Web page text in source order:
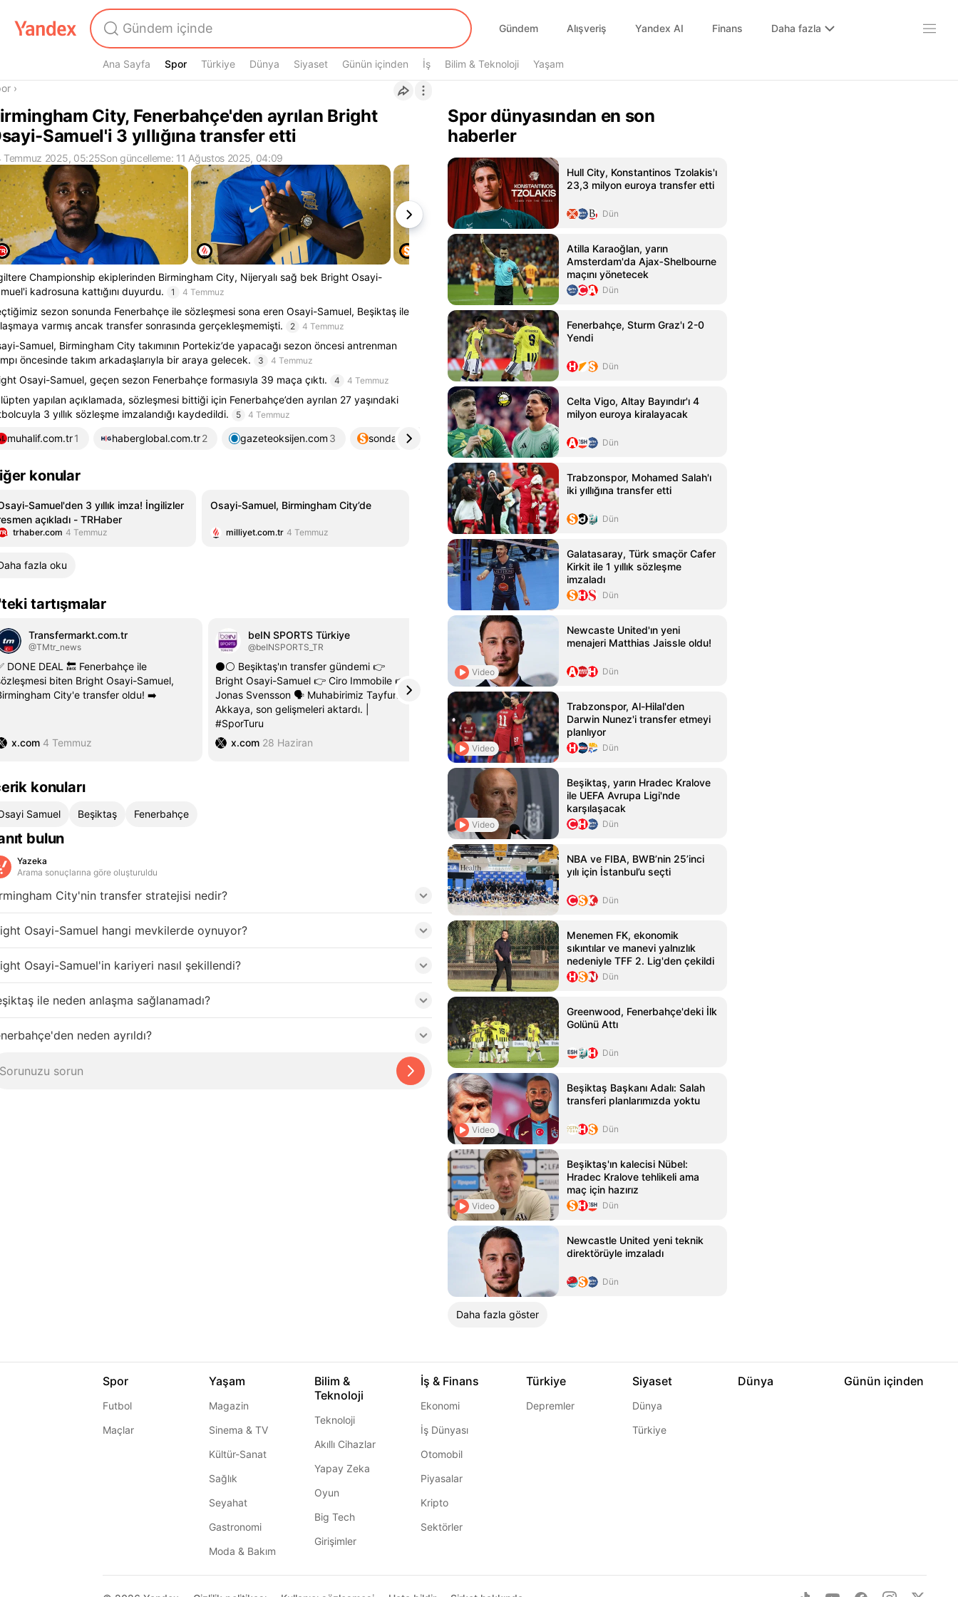
Gündem Alışveriş Yandex AI Finans Daha fazla
Ana Sayfa Spor
Spor Türkiye Dünya Siyaset Günün içinden İş Bilim & Teknoloji Yaşam
›
City, Fenerbahçe'den ayrılan Bright
Samuel'i 3 yıllığına transfer etti
Temmuz 2025, 05:25Son güncelleme: 11 Ağustos 2025, 04:09
Championship ekiplerinden Birmingham City, Nijeryalı sağ bek Bright Osayi-
kadrosuna kattığını duyurdu.
1 4 Temmuz
sezon sonunda Fenerbahçe ile sözleşmesi sona eren Osayi-Samuel, Beşiktaş ile
varmış ancak transfer sonrasında gerçekleşmemişti.
2 4 Temmuz
Samuel, Birmingham City takımının Portekiz’de yapacağı sezon öncesi antrenman
öncesinde takım arkadaşlarıyla bir araya gelecek.
3 4 Temmuz
Osayi-Samuel, geçen sezon Fenerbahçe formasıyla 39 maça çıktı. 4 4 Temmuz
yapılan açıklamada, sözleşmesi bittiği için Fenerbahçe’den ayrılan 27 yaşındaki
3 yıllık sözleşme imzalandığı kaydedildi.
5 4 Temmuz
muhalif.com.tr1 haberglobal.com.tr2 gazeteoksijen.com 3 sondakika.com 10haber.net 5
konular
Samuel'den 3 yıllık imza! İngilizler
açıkladı - TRHaber
trhaber.com 4 Temmuz
Osayi-Samuel, Birmingham City’de
milliyet.com.tr 4 Temmuz
fazla oku
tartışmalar
Transfermarkt.com.tr
@TMtr_news
DONE DEAL 🔙 Fenerbahçe ile
biten Bright Osayi-Samuel,
City'e transfer oldu! ➡️
x.com 4 Temmuz
beIN SPORTS Türkiye
@beINSPORTS_TR
⚫⚪ Beşiktaş'ın transfer gündemi 👉
Bright Osayi-Samuel 👉 Ciro Immobile 👉
Jonas Svensson 🗣️ Muhabirimiz Tayfun
Akkaya, son gelişmeleri aktardı. |
#SporTuru
x.com 28 Haziran
konuları
Samuel Beşiktaş Fenerbahçe
bulun
Yazeka
Arama sonuçlarına göre oluşturuldu
City'nin transfer stratejisi nedir?
Osayi-Samuel hangi mevkilerde oynuyor?
Osayi-Samuel'in kariyeri nasıl şekillendi?
ile neden anlaşma sağlanamadı?
neden ayrıldı?
Spor dünyasından en son
haberler
Hull City, Konstantinos Tzolakis'ı
23,3 milyon euroya transfer etti
Dün
Atilla Karaoğlan, yarın
Amsterdam'da Ajax‑Shelbourne
maçını yönetecek
Dün
Fenerbahçe, Sturm Graz'ı 2-0
Yendi
Dün
Celta Vigo, Altay Bayındır'ı 4
milyon euroya kiralayacak
Dün
Trabzonspor, Mohamed Salah'ı
iki yıllığına transfer etti
Dün
Galatasaray, Türk smaçör Cafer
Kirkit ile 1 yıllık sözleşme
imzaladı
Dün
Video
Newcaste United'ın yeni
menajeri Matthias Jaissle oldu!
Dün
Video
Trabzonspor, Al-Hilal'den
Darwin Nunez'i transfer etmeyi
planlıyor
Dün
Video
Beşiktaş, yarın Hradec Kralove
ile UEFA Avrupa Ligi'nde
karşılaşacak
Dün
NBA ve FIBA, BWB’nin 25’inci
yılı için İstanbul’u seçti
Dün
Menemen FK, ekonomik
sıkıntılar ve manevi yalnızlık
nedeniyle TFF 2. Lig'den çekildi
Dün
Greenwood, Fenerbahçe'deki İlk
Golünü Attı
Dün
Video
Beşiktaş Başkanı Adalı: Salah
transferi planlarımızda yoktu
Dün
Video
Beşiktaş'ın kalecisi Nübel:
Hradec Kralove tehlikeli ama
maç için hazırız
Dün
Newcastle United yeni teknik
direktörüyle imzaladı
Dün
Daha fazla göster
Spor
Futbol
Maçlar
Yaşam
Magazin
Sinema & TV
Kültür-Sanat
Sağlık
Seyahat
Gastronomi
Moda & Bakım
Bilim &
Teknoloji
Teknoloji
Akıllı Cihazlar
Yapay Zeka
Oyun
Big Tech
Girişimler
İş & Finans
Ekonomi
İş Dünyası
Otomobil
Piyasalar
Kripto
Sektörler
Türkiye
Depremler
Siyaset
Dünya
Türkiye
Dünya Günün içinden